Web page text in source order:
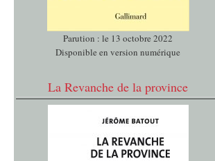
Parution : le 13 octobre 2022
Disponible en version numérique
La Revanche de la province